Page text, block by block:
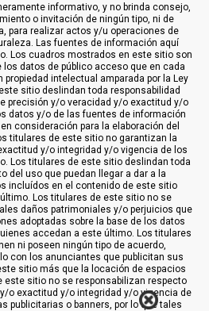
informativo, y no brinda consejo,
o invitación de ningún tipo, ni de
para realizar actos y/u operaciones de
Las fuentes de información aquí
Los cuadros mostrados en este sitio son
los datos de público acceso que en cada
intelectual amparada por la Ley
sitio deslindan toda responsabilidad
precisión y/o veracidad y/o exactitud y/o
datos y/o de las fuentes de información
consideración para la elaboración del
titulares de este sitio no garantizan la
y/o integridad y/o vigencia de los
Los titulares de este sitio deslindan toda
del uso que puedan llegar a dar a la
incluídos en el contenido de este sitio
Los titulares de este sitio no se
daños patrimoniales y/o perjuicios que
adoptadas sobre la base de los datos
accedan a este último. Los titulares
ni poseen ningún tipo de acuerdo,
con los anunciantes que publicitan sus
sitio más que la locación de espacios
este sitio no se responsabilizan respecto
o exactitud y/o integridad y/o vigencia de
publicitarias o banners, por lo que tales